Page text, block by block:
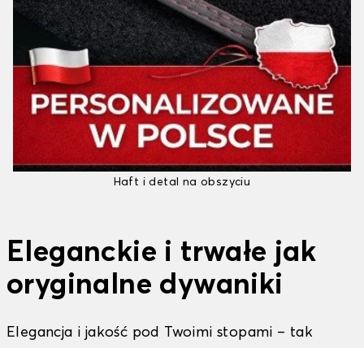
Haft i detal na obszyciu
Eleganckie i trwałe jak
oryginalne dywaniki
Elegancja i jakość pod Twoimi stopami – tak